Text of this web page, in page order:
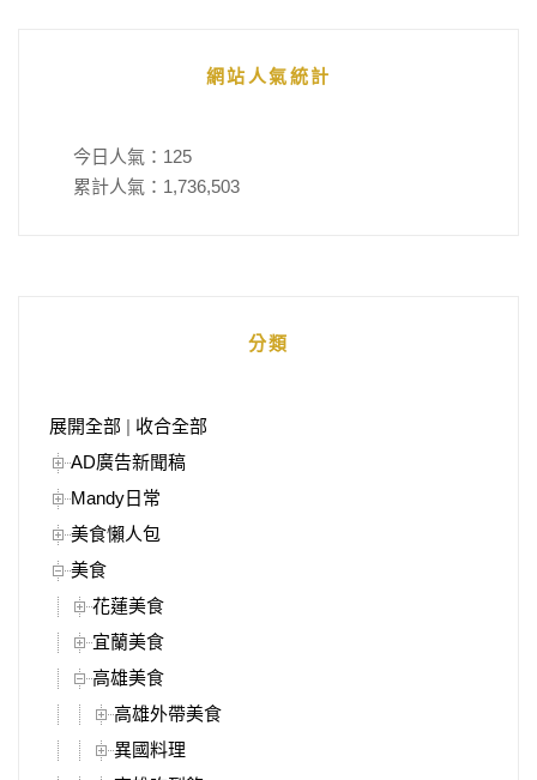
網站人氣統計
今日人氣： 125
累計人氣： 1,736,503
分類
展開全部 | 收合全部
AD廣告新聞稿
Mandy日常
美食懶人包
美食
花蓮美食
宜蘭美食
高雄美食
高雄外帶美食
異國料理